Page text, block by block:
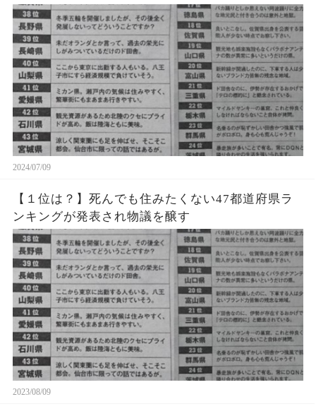
2024/07/09
【１位は？】死んでも住みたくない47都道府県ラ
ンキングが発表され物議を醸す
2023/08/09